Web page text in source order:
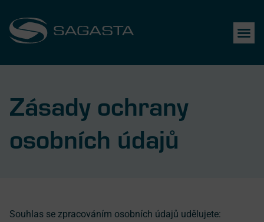
Zásady ochrany
osobních údajů
Souhlas se zpracováním osobních údajů udělujete: